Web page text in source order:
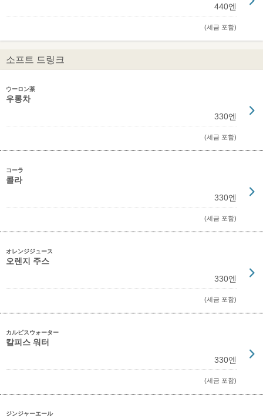
440엔
(세금 포함)
소프트 드링크
ウーロン茶
우롱차
330엔
(세금 포함)
コーラ
콜라
330엔
(세금 포함)
オレンジジュース
오렌지 주스
330엔
(세금 포함)
カルピスウォーター
칼피스 워터
330엔
(세금 포함)
ジンジャーエール